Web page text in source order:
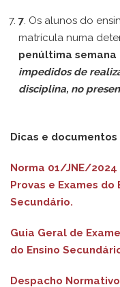
7. Os alunos do
matrícula numa
penúltima semana
impedidosde
disciplina, no
Dicas e
Norma 01/JNE/
Provas e Exames do
Secundário.
Guia Geral de
do Ensino
Despacho